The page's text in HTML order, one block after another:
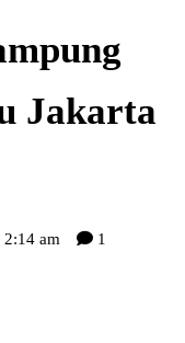
Jakarta
2:14 am 1